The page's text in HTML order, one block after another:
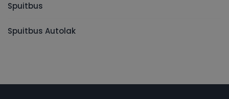
Spuitbus
Spuitbus Autolak